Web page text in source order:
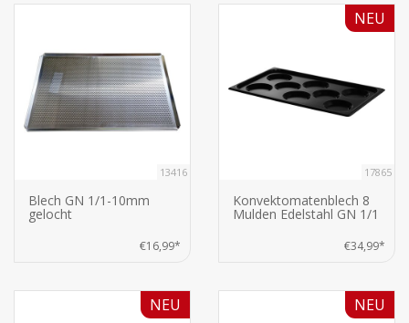
13416
Blech GN 1/1-10mm
gelocht
€16,99*
17865
Konvektomatenblech 8
Mulden Edelstahl GN 1/1
€34,99*
NEU
NEU NEU